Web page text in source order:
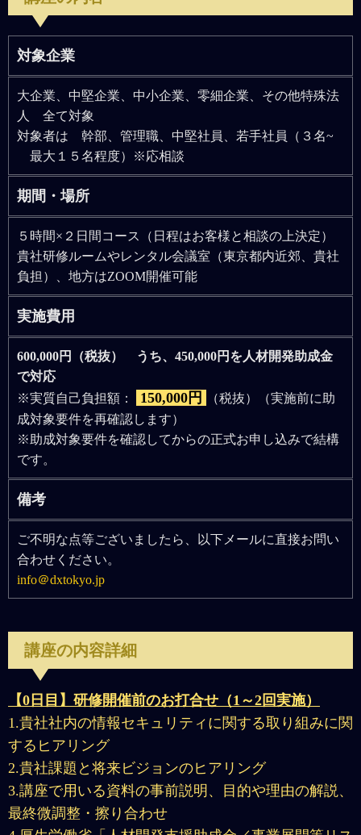
対象企業
大企業、中堅企業、中小企業、零細企業、その他特殊法
人 全て対象
対象者は 幹部、管理職、中堅社員、若手社員（３名~
最大１５名程度）※応相談
期間・場所
５時間×２日間コース（日程はお客様と相談の上決定）
貴社研修ルームやレンタル会議室（東京都内近郊、貴社
負担）、地方はZOOM開催可能
実施費用
600,000円（税抜） うち、450,000円を人材開発助成金
で対応
※実質自己負担額：
150,000円
（税抜）（実施前に助
成対象要件を再確認します）
※助成対象要件を確認してからの正式お申し込みで結構
です。
備考
ご不明な点等ございましたら、以下メールに直接お問い
合わせください。
info＠dxtokyo.jp
講座の内容詳細
【0日目】研修開催前のお打合せ（1～2回実施）
1.貴社社内の情報セキュリティに関する取り組みに関
するヒアリング
2.貴社課題と将来ビジョンのヒアリング
3.講座で用いる資料の事前説明、目的や理由の解説、
最終微調整・擦り合わせ